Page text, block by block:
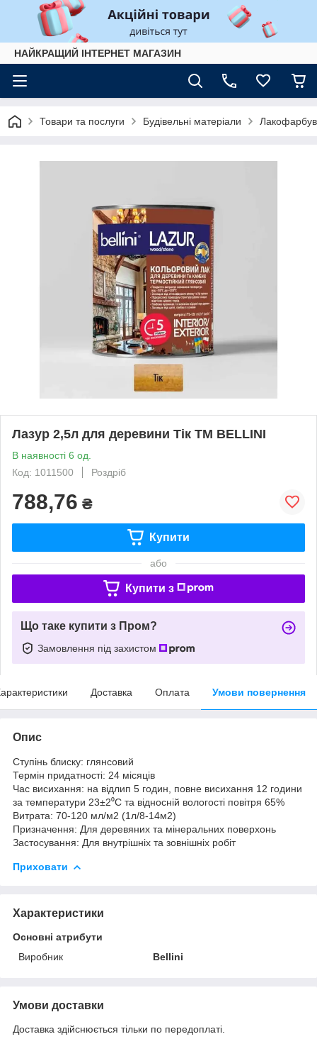
НАЙКРАЩИЙ ІНТЕРНЕТ МАГАЗИН
Товари та послуги Будівельні матеріали
Лазур 2,5л для деревини Тік ТМ BELLINI
В наявності 6 од.
Код: 1011500
Роздріб
788,76 ₴
Купити
або
Купити з
Що таке купити з Пром?
Замовлення під захистом
Доставка Оплата Умови повернення
Опис
Ступінь блиску: глянсовий
Термін придатності: 24 місяців
Час висихання: на відлип 5 годин, повне висихання 12 години
за температури 23±2⁰С та відносній вологості повітря 65%
Витрата: 70-120 мл/м2 (1л/8-14м2)
Призначення: Для деревяних та мінеральних поверхонь
Застосування: Для внутрішніх та зовнішніх робіт
Приховати
Характеристики
Основні атрибути
Виробник
Bellini
Умови доставки
Доставка здійснюється тільки по передоплаті.